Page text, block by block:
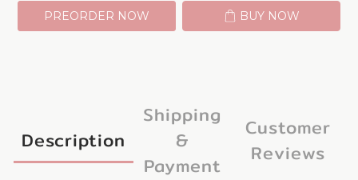
PREORDER NOW BUY NOW
Description
Shipping
&
Payment
Customer
Reviews